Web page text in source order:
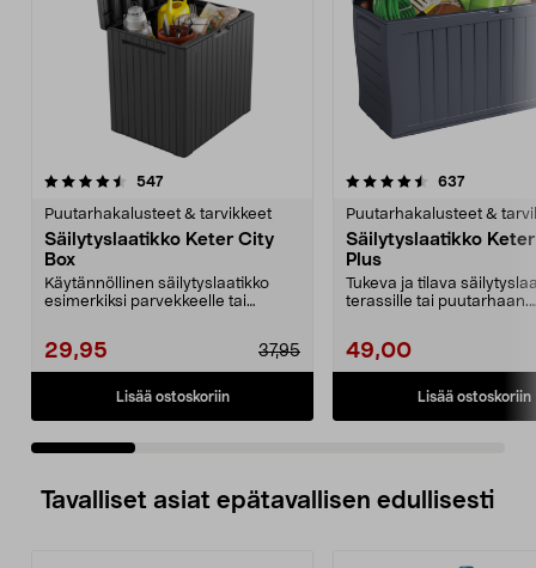
547arvostelut
Puutarhakalusteet & tarvikkeet
Säilytyslaatikko Keter City
Box
Käytännöllinen säilytyslaatikko
esimerkiksi parvekkeelle tai
29,95 37,95
Lisää ostoskoriin
4.5 viidestä
637arvostelut
Puutarhakalusteet &
Säilytyslaatikko
Plus
Tukeva ja tilava
terassille tai puutarhaan.
49,00
Lisää ostoskoriin
4.5 viidestä
Tavalliset asiat epätavallisen edullisesti